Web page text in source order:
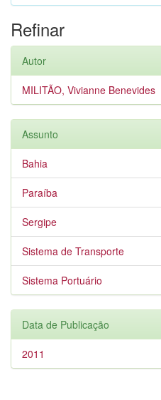
Refinar
Autor
MILITÃO, Vivianne Benevides
Assunto
Bahia
Paraíba
Sergipe
Sistema de Transporte
Sistema Portuário
Data de Publicação
2011